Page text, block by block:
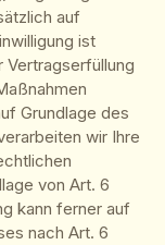
auf
ist
Vertragserfüllung
Grundlage des
wir Ihre
von Art. 6
kann ferner auf
nach Art. 6